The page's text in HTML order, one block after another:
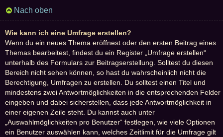
Nach oben
Wie kann ich eine Umfrage erstellen?
Wenn du ein neues Thema eröffnest oder den ersten Beitrag eines
Themas bearbeitest, findest du ein Register „Umfrage erstellen“
unterhalb des Formulars zur Beitragserstellung. Solltest du diesen
Bereich nicht sehen können, so hast du wahrscheinlich nicht die
Berechtigung, Umfragen zu erstellen. Du solltest einen Titel und
mindestens zwei Antwortmöglichkeiten in die entsprechenden Felder
eingeben und dabei sicherstellen, dass jede Antwortmöglichkeit in
einer eigenen Zeile steht. Du kannst auch unter
„Auswahlmöglichkeiten pro Benutzer“ festlegen, wie viele Optionen
ein Benutzer auswählen kann, welches Zeitlimit für die Umfrage gilt